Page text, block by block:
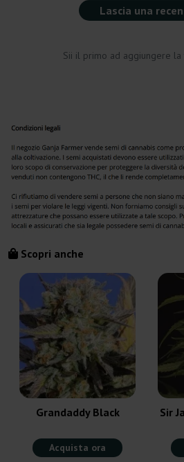
Lascia una
Sii il primo ad aggiungere la
Scopri anche
Grandaddy Black
Acquista ora
Sir